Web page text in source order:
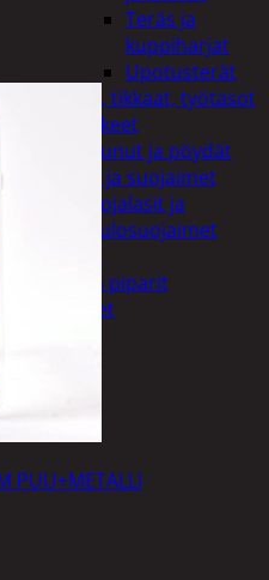
Teräs ja
kuppiharjat
Upotusterät
Telineet, tikkaat, työtasot
ja tarvikkeet
Vaunut ja pöydät
Työasut ja suojaimet
Suojalasit ja
kuulosuojaimet
Keksit ja piparit
Mausteet
PUU+METALLI